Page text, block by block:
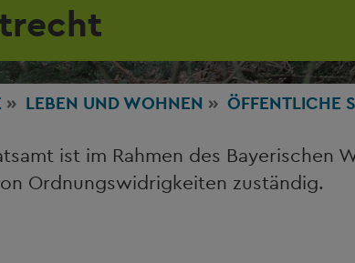
LEBEN UND WOHNEN ÖFFENTLICHE
ist im Rahmen des Bayerischen
Ordnungswidrigkeiten zuständig.